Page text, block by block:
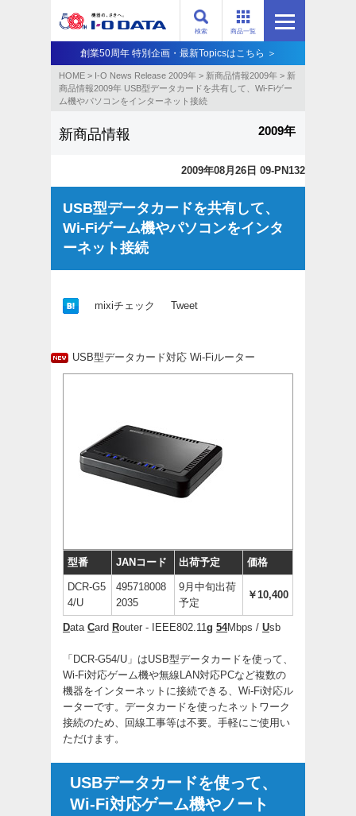
商品一覧
検索
創業50周年 特別企画・最新Topicsはこちら ＞
HOME > I-O News Release 2009年 > 新商品情報2009年 > 新
商品情報2009年 USB型データカードを共有して、Wi-Fiゲー
ム機やパソコンをインターネット接続
新商品情報 2009年
2009年08月26日 09-PN132
USB型データカードを共有して、
Wi-Fiゲーム機やパソコンをインタ
ーネット接続
mixiチェック Tweet
USB型データカード対応 Wi-Fiルーター
型番 JANコード 出荷予定 価格
DCR-G5
4/U
495718008
2035
9月中旬出荷
予定
￥10,400
Data Card Router - IEEE802.11g 54Mbps / Usb
「DCR-G54/U」はUSB型データカードを使って、
Wi-Fi対応ゲーム機や無線LAN対応PCなど複数の
機器をインターネットに接続できる、Wi-Fi対応ル
ーターです。データカードを使ったネットワーク
接続のため、回線工事等は不要。手軽にご使用い
ただけます。
USBデータカードを使って、
Wi-Fi対応ゲーム機やノート